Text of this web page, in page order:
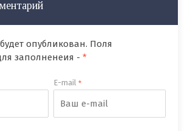
опубликован. Поля
заполненеия - *
E-mail*